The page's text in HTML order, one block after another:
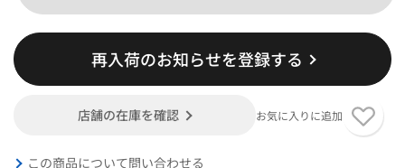
再入荷のお知らせを登録する
店舗の在庫を確認 お気に入りに追加
この商品について問い合わせる